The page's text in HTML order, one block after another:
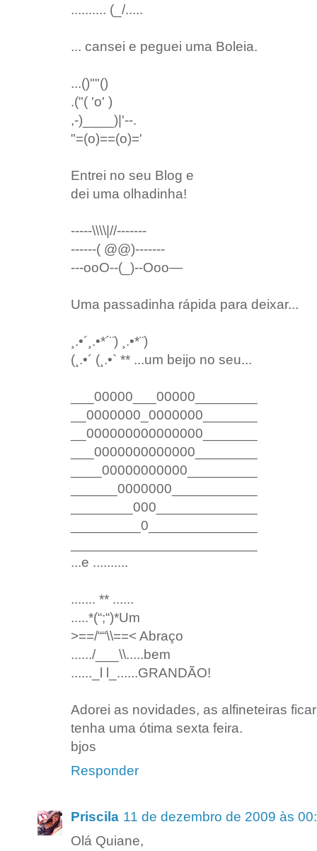
.......... (_/.....
... cansei e peguei uma Boleia.
...()""()
.("( 'o' )
,-)____)|'--.
"=(o)==(o)='
Entrei no seu Blog e
dei uma olhadinha!
-----\\\\|//-------
------( @@)-------
---ooO--(_)--Ooo—
Uma passadinha rápida para deixar...
¸.•´¸.•*´¨) ¸.•*¨)
(¸.•´ (¸.•` ** ...um beijo no seu...
___00000___00000________
__0000000_0000000_______
__000000000000000_______
___0000000000000________
____00000000000_________
______0000000___________
________000_____________
_________0______________
...e ..........
....... ** ......
.....*(“;“)*Um
>==/““\\==< Abraço
....../___\\.....bem
......_l l_......GRANDÃO!
Adorei as novidades, as alfineteiras
tenha uma ótima sexta feira.
bjos
Responder
Priscila 11 de dezembro de 2009 às
Olá Quiane,